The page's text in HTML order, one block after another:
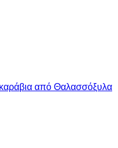
από Θαλασσόξυλα